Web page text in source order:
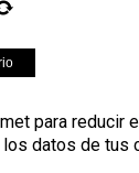
para reducir
datos de tus